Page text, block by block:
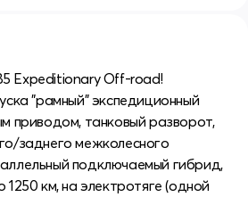
Expeditionary Off-road!
"рамный" экспедиционный
приводом, танковый разворот,
заднего межколесного
подключаемый гибрид,
км, на электротяге (одной